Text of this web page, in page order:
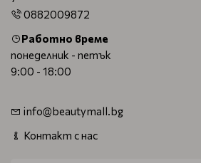
0882009872
Работно време
понеделник - петък
9:00 - 18:00
info@beautymall.bg
Контакт с нас